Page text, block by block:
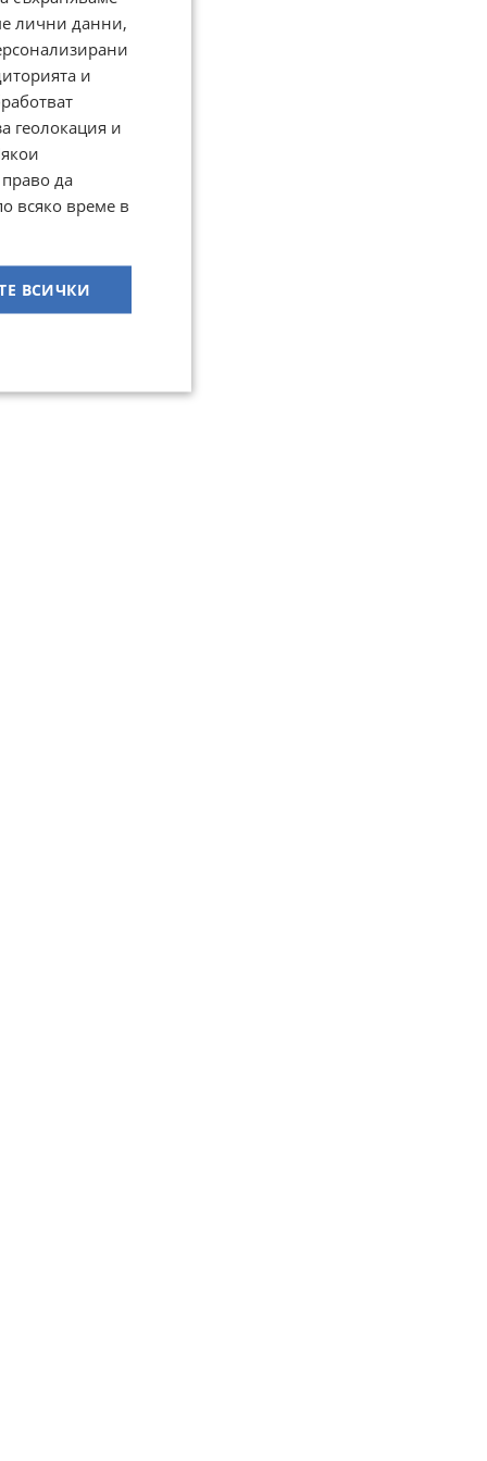
лични данни,
и
геолокация и
да
всяко време в
ВСИЧКИ